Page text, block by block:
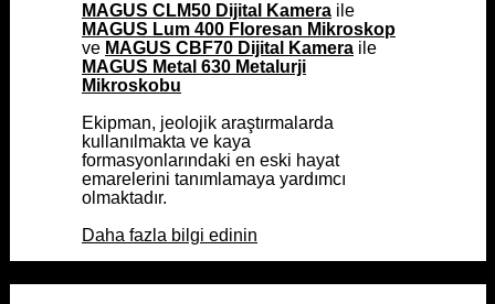
MAGUS CLM50 Dijital Kamera ile
MAGUS Lum 400 Floresan Mikroskop
ve MAGUS CBF70 Dijital Kamera ile
MAGUS Metal 630 Metalurji
Mikroskobu
Ekipman, jeolojik araştırmalarda
kullanılmakta ve kaya
formasyonlarındaki en eski hayat
emarelerini tanımlamaya yardımcı
olmaktadır.
Daha fazla bilgi edinin
MAGUS CLM50 Dijital Kamera ile
MAGUS Lum 400 Floresan Mikroskop
ve MAGUS CBF70 Dijital Kamera ile
MAGUS Metal 630 Metalurji
Mikroskobu
Ekipman, jeolojik araştırmalarda
kullanılmakta ve kaya
formasyonlarındaki en eski hayat
emarelerini tanımlamaya yardımcı
olmaktadır.
Daha fazla bilgi edinin